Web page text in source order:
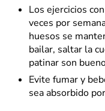
Los ejercicios
veces por
huesos se
bailar, saltar la
patinar son
Evite fumar y
sea absorbido